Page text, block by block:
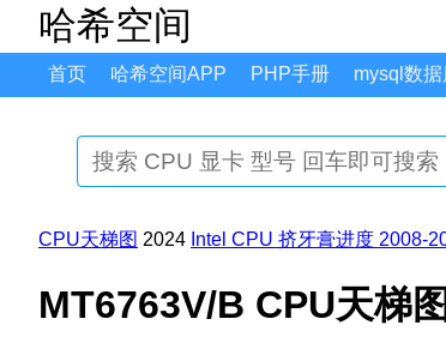
哈希空间
首页 哈希空间APP PHP手册 mysql数据
CPU天梯图 2024 Intel CPU 挤牙膏进度 2008-
MT6763V/B CPU天梯